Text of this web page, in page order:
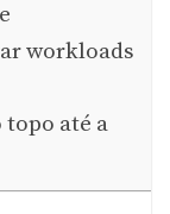
workloads
topo até a